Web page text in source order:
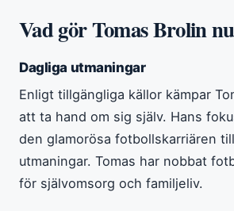
Vad gör Tomas Brolin
Dagliga utmaningar
Enligt tillgängliga källor kämpar
att ta hand om sig själv. Hans
den glamorösa fotbollskarriären
utmaningar. Tomas har nobbat
för självomsorg och familjeliv.